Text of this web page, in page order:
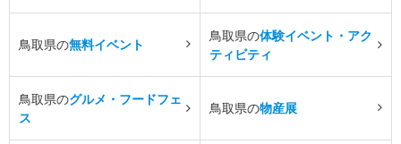
鳥取県の無料イベント
鳥取県の体験イベント・アク
ティビティ
鳥取県のグルメ・フードフェ
ス
鳥取県の物産展